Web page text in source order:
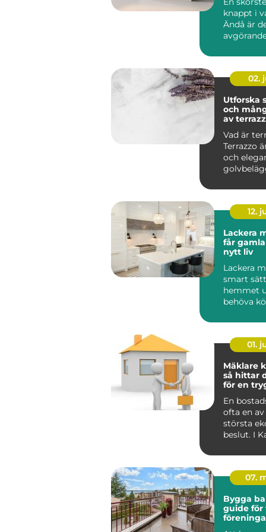
knappt i
Ändå är
värmek...
02.
Utforska
och
av
Vad är
Terrazzo
och
12.
Lackera
får
nytt liv
Lackera
smart
hemmet
behöva
01.
Mäklare
så hittar
för en
En
ofta en
största
beslut. I
dessut...
07.
Bygga
guide för